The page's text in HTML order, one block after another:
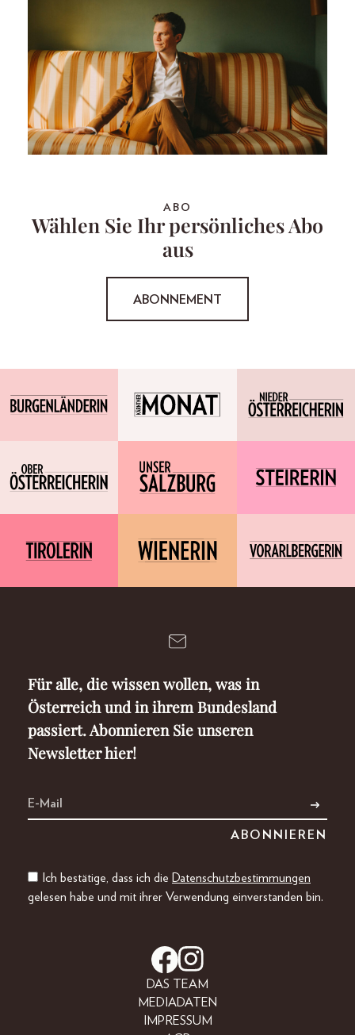
ABO
Wählen Sie Ihr persönliches Abo
aus
ABONNEMENT
Für alle, die wissen wollen, was in
Österreich und in ihrem Bundesland
passiert. Abonnieren Sie unseren
Newsletter hier!
Ich bestätige, dass ich die Datenschutzbestimmungen
gelesen habe und mit ihrer Verwendung einverstanden bin.
DAS TEAM
MEDIADATEN
IMPRESSUM